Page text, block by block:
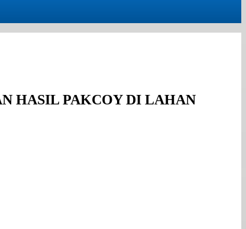
HASIL PAKCOY DI LAHAN